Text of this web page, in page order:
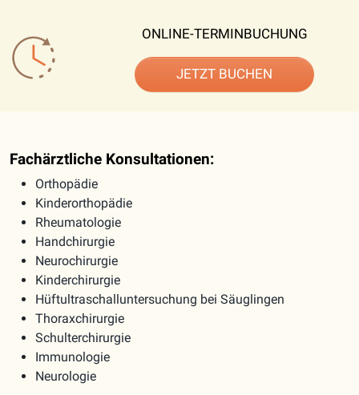
ONLINE-TERMINBUCHUNG
JETZT BUCHEN
Fachärztliche Konsultationen:
Orthopädie
Kinderorthopädie
Rheumatologie
Handchirurgie
Neurochirurgie
Kinderchirurgie
Hüftultraschalluntersuchung bei Säuglingen
Thoraxchirurgie
Schulterchirurgie
Immunologie
Neurologie